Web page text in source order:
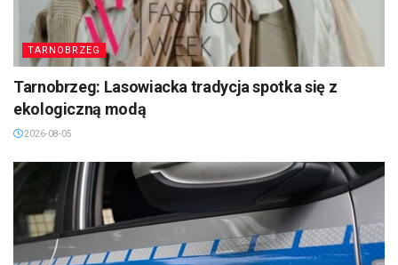
TARNOBRZEG
Tarnobrzeg: Lasowiacka tradycja spotka się z
ekologiczną modą
2026-08-05